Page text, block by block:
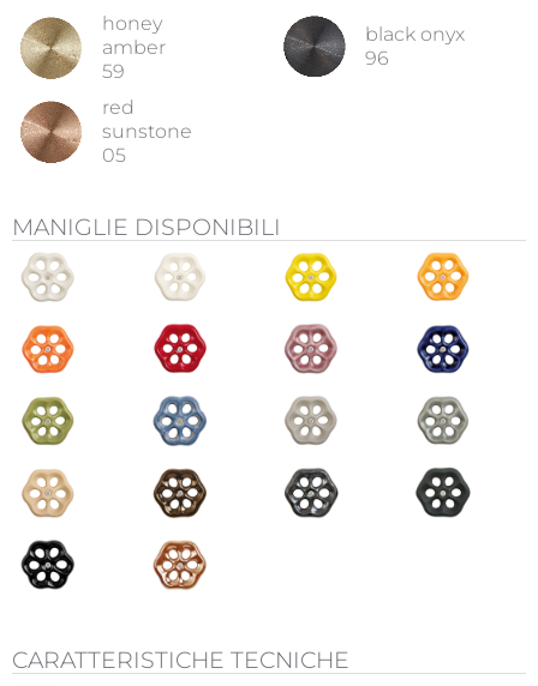
honey
amber
59
black onyx
96
red
sunstone
05
MANIGLIE DISPONIBILI
CARATTERISTICHE TECNICHE